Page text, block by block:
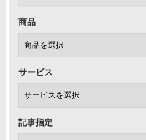
商品
サービス
記事指定